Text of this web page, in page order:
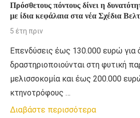
Πρόσθετους πόντους δίνει η
με ίδια κεφάλαια στα νέα Σχέδια
5 έτη πριν
Επενδύσεις έως 130.000 ευρώ για
δραστηριοποιούνται στη φυτική
µελισσοκοµία και έως 200.000
κτηνοτρόφους …
Διαβάστε περισσότερα